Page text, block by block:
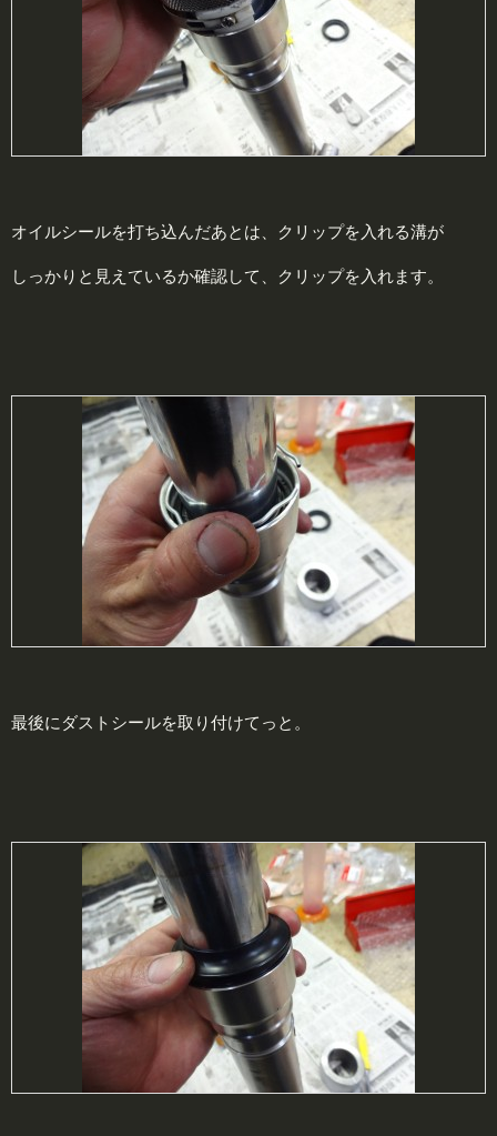
オイルシールを打ち込んだあとは、クリップを入れる溝が
しっかりと見えているか確認して、クリップを入れます。
最後にダストシールを取り付けてっと。